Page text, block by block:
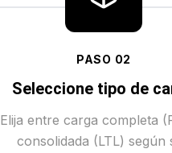
PASO 02
Seleccione tipo de
Elija entre carga completa
consolidada (LTL) según